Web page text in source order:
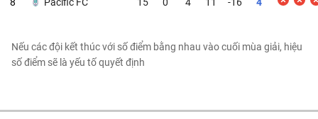
Nếu các đội kết thúc với số điểm bằng nhau vào cuối mùa giải, hiệu
số điểm sẽ là yếu tố quyết định